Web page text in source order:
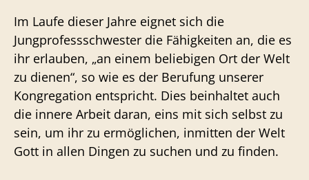
Im Laufe dieser Jahre eignet sich die
Jungprofessschwester die Fähigkeiten an, die es
ihr erlauben, „an einem beliebigen Ort der Welt
zu dienen“, so wie es der Berufung unserer
Kongregation entspricht. Dies beinhaltet auch
die innere Arbeit daran, eins mit sich selbst zu
sein, um ihr zu ermöglichen, inmitten der Welt
Gott in allen Dingen zu suchen und zu finden.